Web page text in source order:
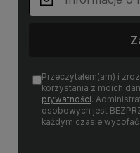
Przeczytałem(am) i
korzystania z moich
prywatności.
osobowych jest
każdym czasie